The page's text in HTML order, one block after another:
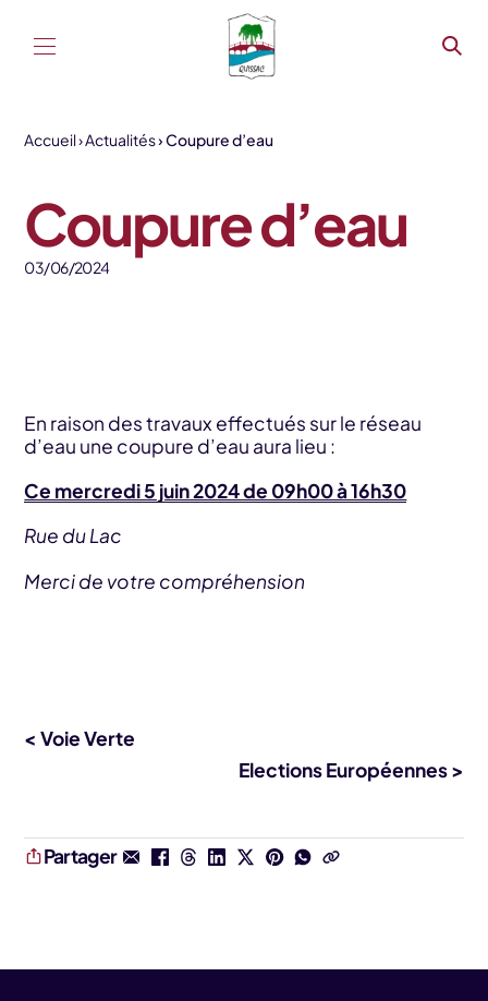
Accueil Actualités Coupure d’eau
Coupure d’eau
03/06/2024
En raison des travaux effectués sur le réseau
d’eau une coupure d’eau aura lieu :
Ce mercredi 5 juin 2024 de 09h00 à 16h30
Rue du Lac
Merci de votre compréhension
< Voie Verte
Elections Européennes >
Partager